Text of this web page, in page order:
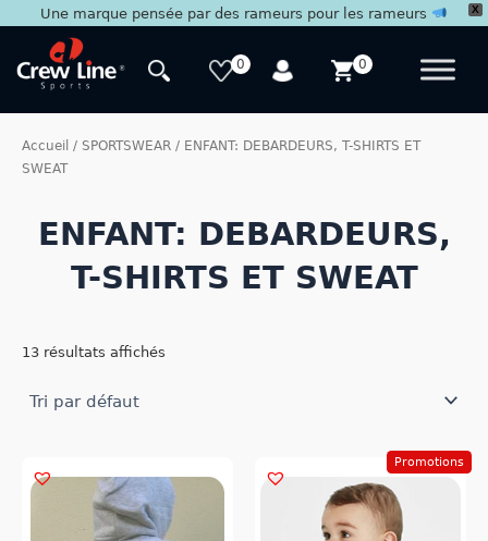
X
Une marque pensée par des rameurs pour les rameurs
contenu
0 0
Accueil / SPORTSWEAR / ENFANT: DEBARDEURS, T-SHIRTS ET
SWEAT
ENFANT: DEBARDEURS,
T-SHIRTS ET SWEAT
13 résultats affichés
Promotions